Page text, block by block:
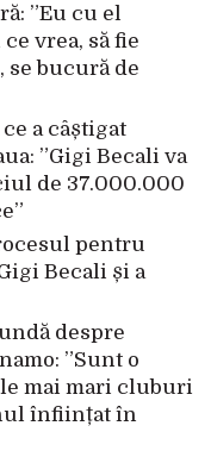
”Eu cu el
vrea, să fie
se bucură de
a câștigat
”Gigi Becali va
de 37.000.000
pentru
Becali și a
despre
”Sunt o
mai mari cluburi
înființat în